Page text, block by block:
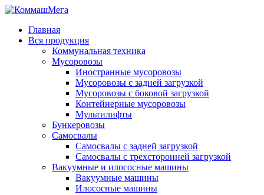
Главная
Вся продукция
Коммунальная техника
Мусоровозы
Иностранные мусоровозы
Мусоровозы с задней загрузкой
Мусоровозы с боковой загрузкой
Контейнерные мусоровозы
Мультилифты
Бункеровозы
Самосвалы
Самосвалы с задней загрузкой
Самосвалы с трехсторонней загрузкой
Вакуумные и илососные машины
Вакуумные машины
Илососные машины